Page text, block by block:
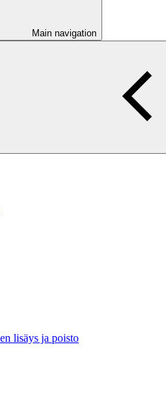
Main navigation
lisäys ja poisto